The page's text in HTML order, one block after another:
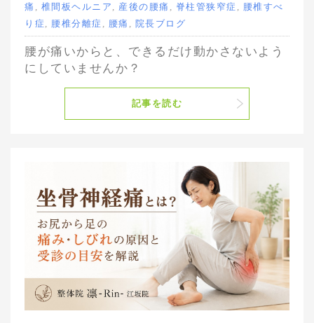
痛
椎間板ヘルニア 産後の腰痛 脊柱管狭窄症
腰椎すべ
り症
腰椎分離症 腰痛 院長ブログ
腰が痛いからと、できるだけ動かさないよう
にしていませんか？
記事を読む